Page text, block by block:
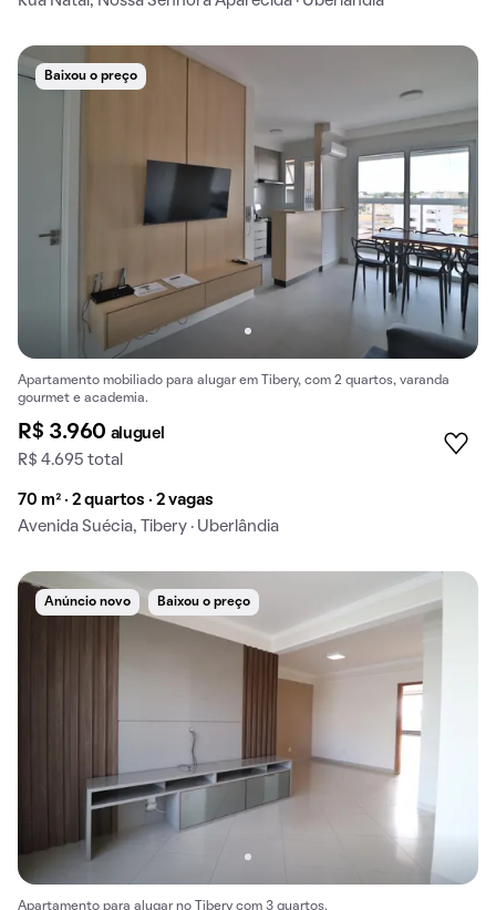
Baixou o preço
Apartamento mobiliado para alugar em Tibery, com 2 quartos, varanda
gourmet e academia.
R$ 3.960 aluguel
R$ 4.695 total
70 m² · 2 quartos · 2 vagas
Avenida Suécia, Tibery · Uberlândia
Anúncio novo Baixou o preço
Apartamento para alugar no Tibery com 3 quartos.